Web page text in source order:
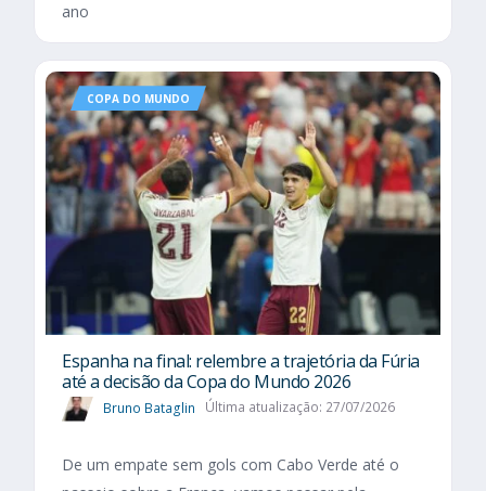
ano
COPA DO MUNDO
Espanha na final: relembre a trajetória da Fúria
até a decisão da Copa do Mundo 2026
Bruno Bataglin Última atualização: 27/07/2026
De um empate sem gols com Cabo Verde até o